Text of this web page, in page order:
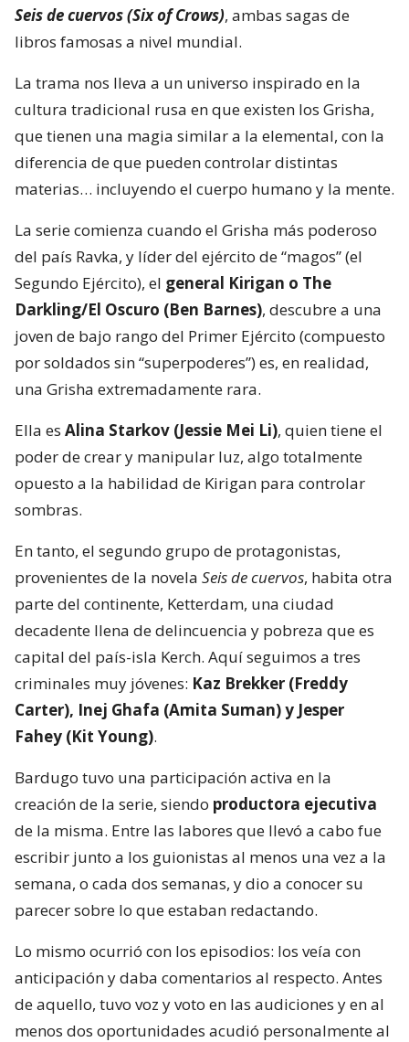
Seis de cuervos (Six of Crows), ambas sagas de
libros famosas a nivel mundial.
La trama nos lleva a un universo inspirado en la
cultura tradicional rusa en que existen los Grisha,
que tienen una magia similar a la elemental, con la
diferencia de que pueden controlar distintas
materias… incluyendo el cuerpo humano y la mente.
La serie comienza cuando el Grisha más poderoso
del país Ravka, y líder del ejército de “magos” (el
Segundo Ejército), el general Kirigan o The
Darkling/El Oscuro (Ben Barnes), descubre a una
joven de bajo rango del Primer Ejército (compuesto
por soldados sin “superpoderes”) es, en realidad,
una Grisha extremadamente rara.
Ella es Alina Starkov (Jessie Mei Li), quien tiene el
poder de crear y manipular luz, algo totalmente
opuesto a la habilidad de Kirigan para controlar
sombras.
En tanto, el segundo grupo de protagonistas,
provenientes de la novela Seis de cuervos, habita otra
parte del continente, Ketterdam, una ciudad
decadente llena de delincuencia y pobreza que es
capital del país-isla Kerch. Aquí seguimos a tres
criminales muy jóvenes: Kaz Brekker (Freddy
Carter), Inej Ghafa (Amita Suman) y Jesper
Fahey (Kit Young).
Bardugo tuvo una participación activa en la
creación de la serie, siendo productora ejecutiva
de la misma. Entre las labores que llevó a cabo fue
escribir junto a los guionistas al menos una vez a la
semana, o cada dos semanas, y dio a conocer su
parecer sobre lo que estaban redactando.
Lo mismo ocurrió con los episodios: los veía con
anticipación y daba comentarios al respecto. Antes
de aquello, tuvo voz y voto en las audiciones y en al
menos dos oportunidades acudió personalmente al